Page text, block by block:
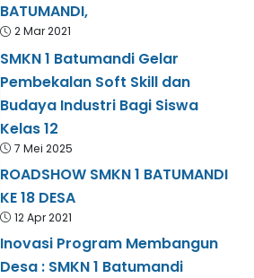
BATUMANDI,
2 Mar 2021
SMKN 1 Batumandi Gelar
Pembekalan Soft Skill dan
Budaya Industri Bagi Siswa
Kelas 12
7 Mei 2025
ROADSHOW SMKN 1 BATUMANDI
KE 18 DESA
12 Apr 2021
Inovasi Program Membangun
Desa : SMKN 1 Batumandi